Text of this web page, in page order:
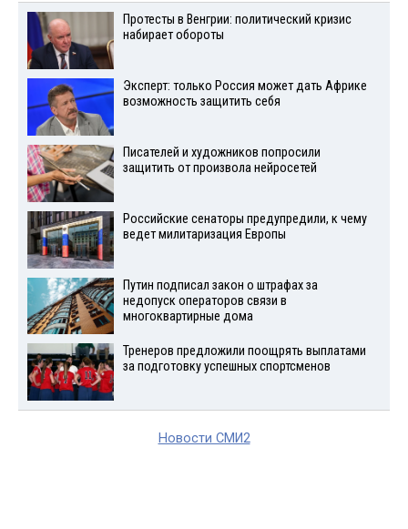
Протесты в Венгрии: политический кризис
набирает обороты
Эксперт: только Россия может дать Африке
возможность защитить себя
Писателей и художников попросили
защитить от произвола нейросетей
Российские сенаторы предупредили, к чему
ведет милитаризация Европы
Путин подписал закон о штрафах за
недопуск операторов связи в
многоквартирные дома
Тренеров предложили поощрять выплатами
за подготовку успешных спортсменов
Новости СМИ2